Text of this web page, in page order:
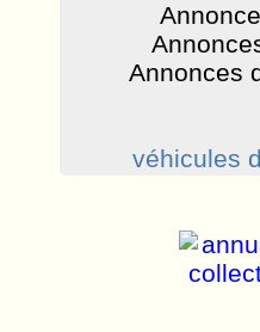
Annonces
véhicules